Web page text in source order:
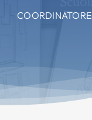
COORDINATORE